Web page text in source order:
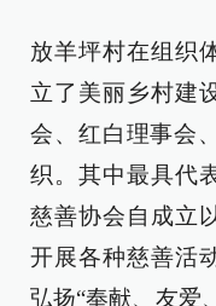
放羊坪村在组织
立了美丽乡村建
会、红白理事会
织。其中最具代
慈善协会自成立
开展各种慈善活
弘扬“奉献、友爱